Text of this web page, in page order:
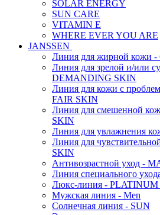
SOLAR ENERGY
SUN CARE
VITAMIN E
WHERE EVER YOU ARE
JANSSEN
Линия для жирной кожи -
Линия для зрелой и/или
DEMANDING SKIN
Линия для кожи с
FAIR SKIN
Линия для смешенной
SKIN
Линия для увлажнения
Линия для
SKIN
Антивозрастной уход -
Линия специального
Люкс-линия - PLATINUM
Мужская линия - Men
Солнечная линия - SUN